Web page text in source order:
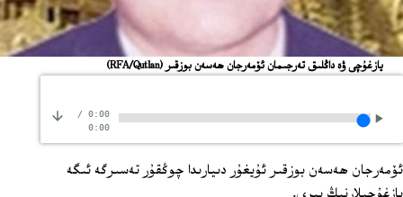
يازغۇچى ۋە داڭلىق تەرجىمان ئۆمەرجان ھەسەن بوزقىر(RFA/Qutlan)
0:00
/
0:00
ئۆمەرجان ھەسەن بوزقىر ئۇيغۇر دىيارىدا چوڭقۇر تەسىرگە ئىگە